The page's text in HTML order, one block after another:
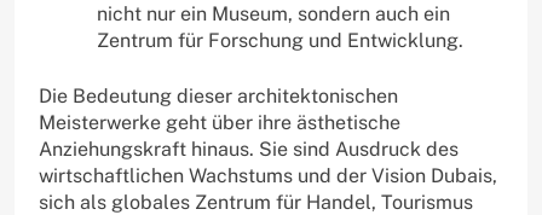
nicht nur ein Museum, sondern auch ein
Zentrum für Forschung und Entwicklung.
Die Bedeutung dieser architektonischen
Meisterwerke geht über ihre ästhetische
Anziehungskraft hinaus. Sie sind Ausdruck des
wirtschaftlichen Wachstums und der Vision Dubais,
sich als globales Zentrum für Handel, Tourismus